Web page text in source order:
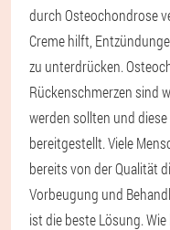
durch Osteochondrose
Creme hilft,
zu unterdrücken.
Rückenschmerzen sind
werden sollten und
bereitgestellt. Viele
bereits von der Qualität
Vorbeugung und
ist die beste Lösung.